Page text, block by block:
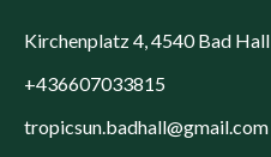
Kirchenplatz 4, 4540 Bad Hall
+436607033815
tropicsun.badhall@gmail.com